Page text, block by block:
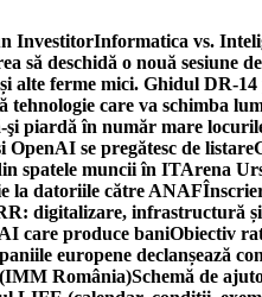
InvestitorInformatica vs.
să deschidă o nouă sesiune
alte ferme mici. Ghidul DR-
tehnologie care va schimba
piardă în număr mare
se pregătesc de listare
spatele muncii în ITArena
la datoriile către ANAF
digitalizare, infrastructură
care produce baniObiectiv
europene declanșează
România)Schemă de